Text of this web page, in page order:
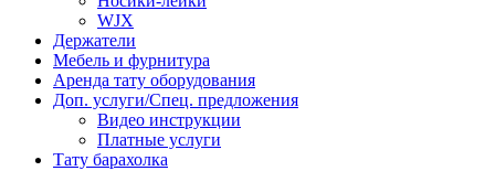
WJX
Держатели
Мебель и фурнитура
Аренда тату оборудования
Доп. услуги/Спец. предложения
Видео инструкции
Платные услуги
Тату барахолка